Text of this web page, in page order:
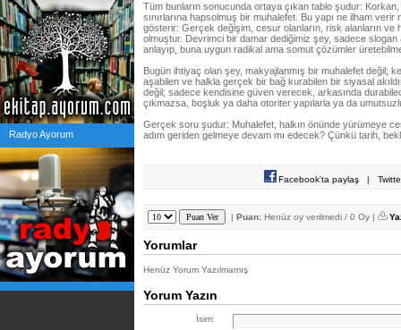
Radyo Ayorum
Tüm bunların sonucunda ortaya çıkan tablo şudur:
sınırlarına hapsolmuş bir muhalefet. Bu yapı ne ilham
gösterir: Gerçek değişim, cesur olanların, risk alanların ve
olmuştur. Devrimci bir damar dediğimiz şey, sadece slogan
anlayıp, buna uygun radikal ama somut çözümler
Bugün ihtiyaç olan şey, makyajlanmış bir muhalefet değil;
aşabilen ve halkla gerçek bir bağ kurabilen bir siyasal
değil; sadece kendisine güven verecek, arkasında
çıkmazsa, boşluk ya daha otoriter yapılarla ya da
Gerçek soru şudur: Muhalefet, halkın önünde yürümeye
adım geriden gelmeye devam mı edecek? Çünkü tarih,
Facebook'ta paylaş |
| Puan: Henüz oy verilmedi / 0 Oy |
Yorumlar
Henüz Yorum Yazılmamış
Yorum Yazın
İsim: